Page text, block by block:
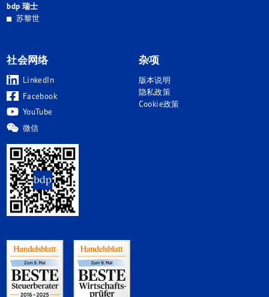
bdp 瑞士
苏黎世
社会网络
LinkedIn
Facebook
YouTube
微信
杂项
版本说明
隐私政策
Cookie政策